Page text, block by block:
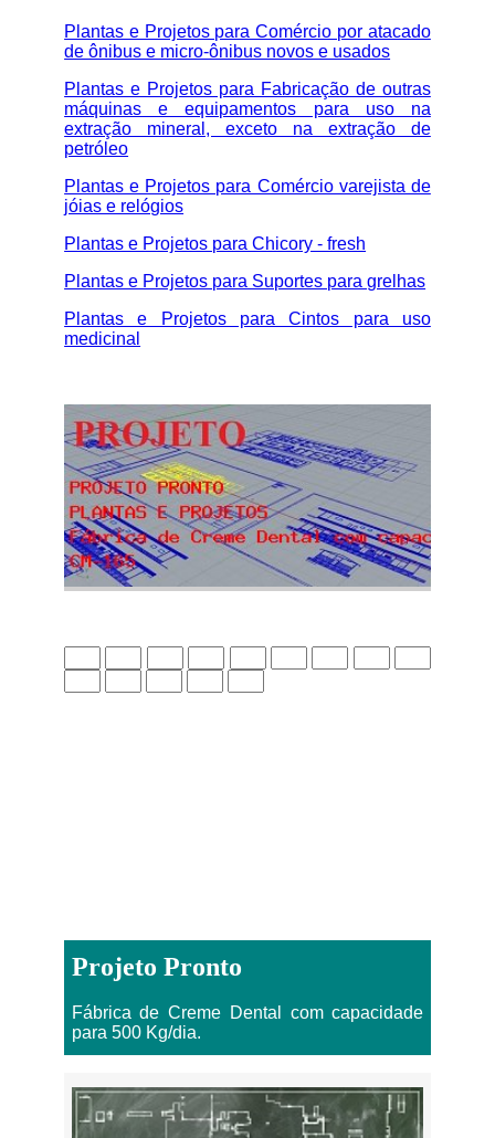
Plantas e Projetos para Comércio por atacado
de ônibus e micro-ônibus novos e usados
Plantas e Projetos para Fabricação de outras
máquinas e equipamentos para uso na
extração mineral, exceto na extração de
petróleo
Plantas e Projetos para Comércio varejista de
jóias e relógios
Plantas e Projetos para Chicory - fresh
Plantas e Projetos para Suportes para grelhas
Plantas e Projetos para Cintos para uso
medicinal
Projeto Pronto
Fábrica de Creme Dental com capacidade
para 500 Kg/dia.